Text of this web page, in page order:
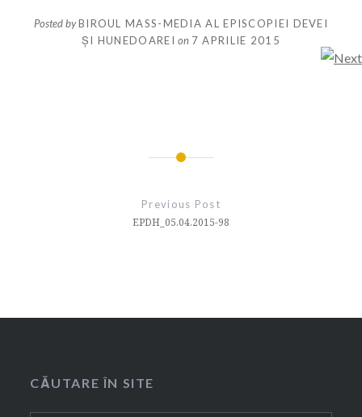
Posted byBIROUL MASS-MEDIA AL EPISCOPIEI DEVEI
ȘI HUNEDOAREI on 7 APRILIE 2015
Previous Post
EPDH_05.04.2015-98
CĂUTARE ÎN SITE